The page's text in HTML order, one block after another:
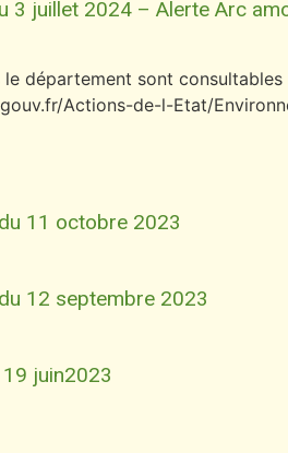
3 juillet 2024 – Alerte Arc
département sont
Actions-de-l-Etat/
11 octobre 2023
12 septembre 2023
juin2023